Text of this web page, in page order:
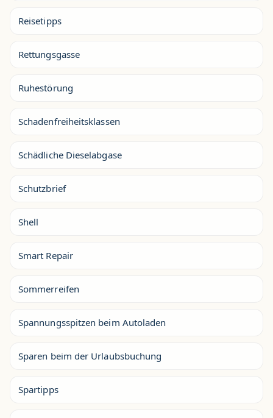
Reisetipps
Rettungsgasse
Ruhestörung
Schadenfreiheitsklassen
Schädliche Dieselabgase
Schutzbrief
Shell
Smart Repair
Sommerreifen
Spannungsspitzen beim Autoladen
Sparen beim der Urlaubsbuchung
Spartipps